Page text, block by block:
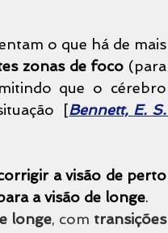
o que há de mais
zonas de foco (para
que o cérebro
[Bennett, E. S.
a visão de perto
a visão de longe.
longe, com transições